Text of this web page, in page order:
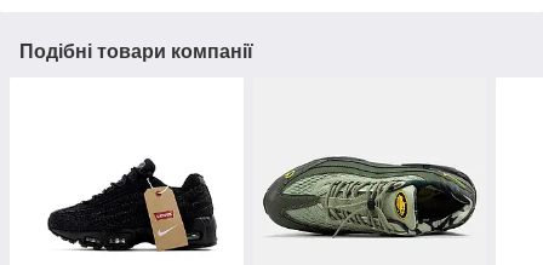
Подібні товари компанії